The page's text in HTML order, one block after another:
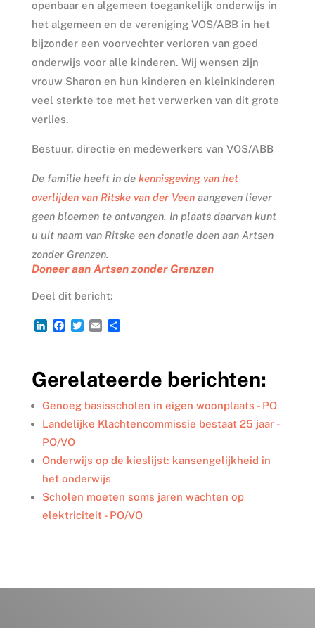
openbaar en algemeen toegankelijk onderwijs in
het algemeen en de vereniging VOS/ABB in het
bijzonder een voorvechter verloren van goed
onderwijs voor alle kinderen. Wij wensen zijn
vrouw Sharon en hun kinderen en kleinkinderen
veel sterkte toe met het verwerken van dit grote
verlies.
Bestuur, directie en medewerkers van VOS/ABB
De familie heeft in de kennisgeving van het
overlijden van Ritske van der Veenaangeven liever
geen bloemen te ontvangen. In plaats daarvan kunt
u uit naam van Ritske een donatie doen aan Artsen
zonder Grenzen.
Doneer aan Artsen zonder Grenzen
Deel dit bericht:
L
e
d
I
n
F
b
o
o
k
T
t
e
r
E
l
D
n
Gerelateerde berichten:
Genoeg basisscholen in eigen woonplaats - PO
Landelijke Klachtencommissie bestaat 25 jaar -
PO/VO
Onderwijs op de kieslijst: kansengelijkheid in
het onderwijs
Scholen moeten soms jaren wachten op
elektriciteit - PO/VO